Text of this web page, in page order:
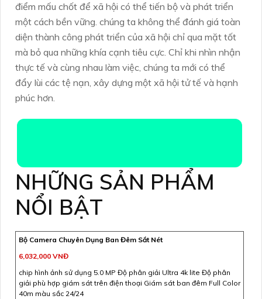
điểm mấu chốt để xã hội có thể tiến bộ và phát triển
một cách bền vững. chúng ta không thể đánh giá toàn
diện thành công phát triển của xã hội chỉ qua mặt tốt
mà bỏ qua những khía cạnh tiêu cực. Chỉ khi nhìn nhận
thực tế và cùng nhau làm việc, chúng ta mới có thể
đẩy lùi các tệ nạn, xây dựng một xã hội tử tế và hạnh
phúc hơn.
NHỮNG SẢN PHẨM
NỔI BẬT
Bộ Camera Chuyên Dụng Ban Đêm Sắt Nét
6,032,000 VNĐ
chip hình ảnh sử dụng 5.0 MP Độ phân giải Ultra 4k lite Độ phân
giải phù hợp giám sát trên điện thoại Giám sát ban đêm Full Color
40m màu sắc 24/24